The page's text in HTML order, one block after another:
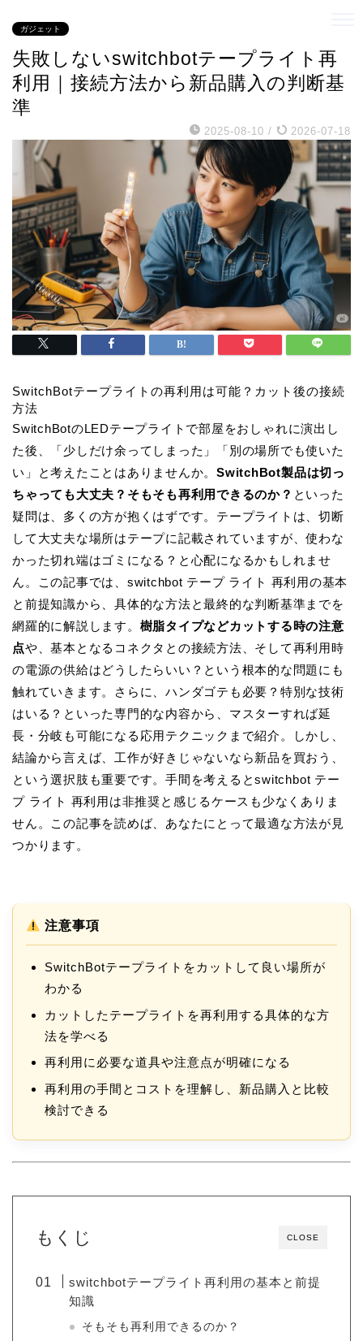
ガジェット
失敗しないswitchbotテープライト再
利用｜接続方法から新品購入の判断基
準
2025-08-10 / 2026-07-18
SwitchBotテープライトの再利用は可能？カット後の接続
方法
SwitchBotのLEDテープライトで部屋をおしゃれに演出し
た後、「少しだけ余ってしまった」「別の場所でも使いた
い」と考えたことはありませんか。SwitchBot製品は切っ
ちゃっても大丈夫？そもそも再利用できるのか？ といった
疑問は、多くの方が抱くはずです。テープライトは、切断
して大丈夫な場所はテープに記載されていますが、使わな
かった切れ端はゴミになる？と心配になるかもしれませ
ん。この記事では、switchbot テープ ライト 再利用の基本
と前提知識から、具体的な方法と最終的な判断基準までを
網羅的に解説します。 樹脂タイプなどカットする時の注意
点や、基本となるコネクタとの接続方法、そして再利用時
の電源の供給はどうしたらいい？という根本的な問題にも
触れていきます。さらに、ハンダゴテも必要？特別な技術
はいる？といった専門的な内容から、マスターすれば延
長・分岐も可能になる応用テクニックまで紹介。しかし、
結論から言えば、工作が好きじゃないなら新品を買おう、
という選択肢も重要です。手間を考えるとswitchbot テー
プ ライト 再利用は非推奨と感じるケースも少なくありま
せん。この記事を読めば、あなたにとって最適な方法が見
つかります。
注意事項
SwitchBotテープライトをカットして良い場所が
わかる
カットしたテープライトを再利用する具体的な方
法を学べる
再利用に必要な道具や注意点が明確になる
再利用の手間とコストを理解し、新品購入と比較
検討できる
CLOSE
もくじ
switchbotテープライト再利用の基本と前提
知識
そもそも再利用できるのか？